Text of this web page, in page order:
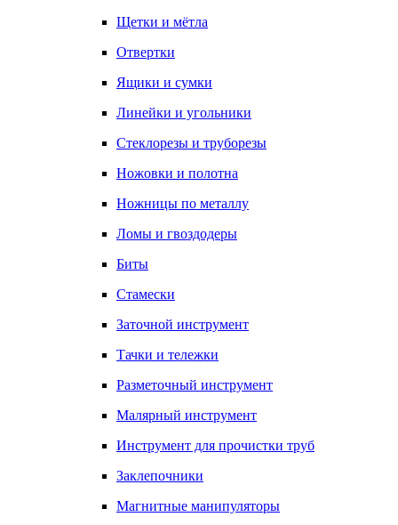
Щетки и мётла
Отвертки
Ящики и сумки
Линейки и угольники
Стеклорезы и труборезы
Ножовки и полотна
Ножницы по металлу
Ломы и гвоздодеры
Биты
Стамески
Заточной инструмент
Тачки и тележки
Разметочный инструмент
Малярный инструмент
Инструмент для прочистки труб
Заклепочники
Магнитные манипуляторы